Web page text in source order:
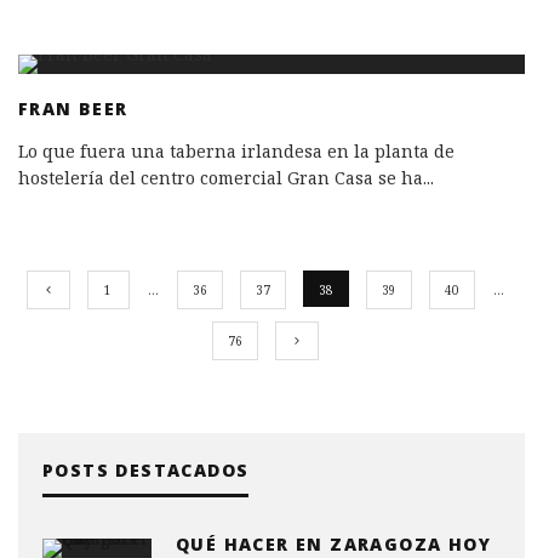
FRAN BEER
Lo que fuera una taberna irlandesa en la planta de
hostelería del centro comercial Gran Casa se ha...
1 … 36 37 38 39 40 …
76
POSTS DESTACADOS
QUÉ HACER EN ZARAGOZA HOY